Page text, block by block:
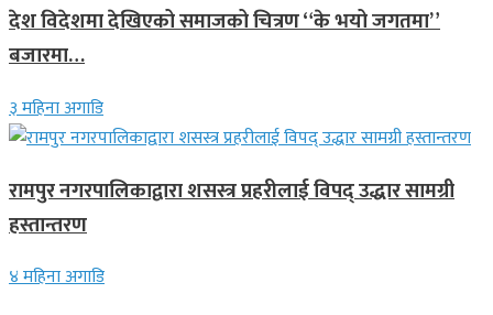
देश विदेशमा देखिएको समाजको चित्रण “के भयो जगतमा”
बजारमा…
३ महिना अगाडि
रामपुर नगरपालिकाद्वारा शसस्त्र प्रहरीलाई विपद् उद्धार सामग्री
हस्तान्तरण
४ महिना अगाडि